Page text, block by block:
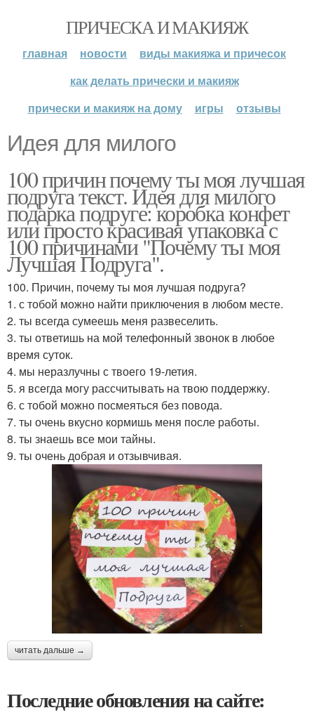
ПРИЧЕСКА И МАКИЯЖ
главная новости
виды макияжа и причесок
как делать прически и макияж
прически и макияж на дому
игры отзывы
Идея для милого
100 причин почему ты моя лучшая
подруга текст. Идея для милого
подарка подруге: коробка конфет
или просто красивая упаковка с
100 причинами "Почему ты моя
Лучшая Подруга".
100. Причин, почему ты моя лучшая подруга?
1. с тобой можно найти приключения в любом месте.
2. ты всегда сумеешь меня развеселить.
3. ты ответишь на мой телефонный звонок в любое
время суток.
4. мы неразлучны с твоего 19-летия.
5. я всегда могу рассчитывать на твою поддержку.
6. с тобой можно посмеяться без повода.
7. ты очень вкусно кормишь меня после работы.
8. ты знаешь все мои тайны.
9. ты очень добрая и отзывчивая.
читать дальше →
Последние обновления на сайте: